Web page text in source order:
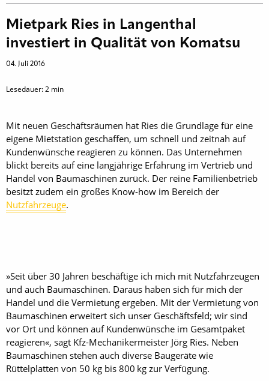
Mietpark Ries in Langenthal
investiert in Qualität von Komatsu
04. Juli 2016
Lesedauer:2 min
Mit neuen Geschäftsräumen hat Ries die Grundlage für eine
eigene Mietstation geschaffen, um schnell und zeitnah auf
Kundenwünsche reagieren zu können. Das Unternehmen
blickt bereits auf eine langjährige Erfahrung im Vertrieb und
Handel von Baumaschinen zurück. Der reine Familienbetrieb
besitzt zudem ein großes Know-how im Bereich der
Nutzfahrzeuge.
»Seit über 30 Jahren beschäftige ich mich mit Nutzfahrzeugen
und auch Baumaschinen. Daraus haben sich für mich der
Handel und die Vermietung ergeben. Mit der Vermietung von
Baumaschinen erweitert sich unser Geschäftsfeld; wir sind
vor Ort und können auf Kundenwünsche im Gesamtpaket
reagieren«, sagt Kfz-Mechanikermeister Jörg Ries. Neben
Baumaschinen stehen auch diverse Baugeräte wie
Rüttelplatten von 50 kg bis 800 kg zur Verfügung.